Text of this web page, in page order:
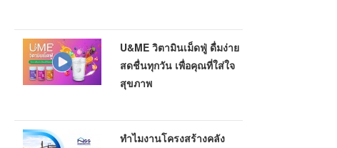
U&ME วิตามินเม็ดฟู่ ดื่มง่าย
สดชื่นทุกวัน เพื่อคุณที่ใส่ใจ
สุขภาพ
ทำไมงานโครงสร้างคลัง